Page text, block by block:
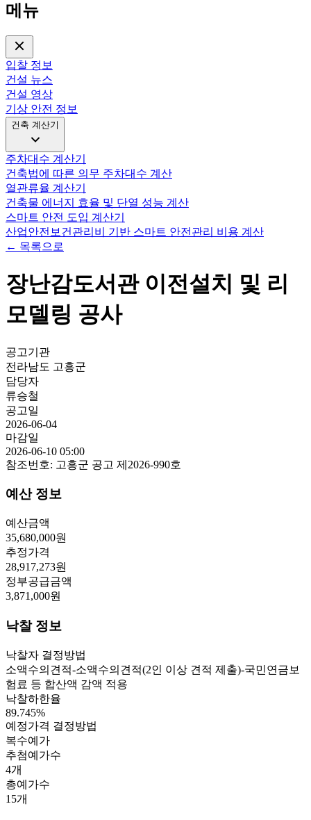
메뉴
입찰 정보
건설 뉴스
건설 영상
기상 안전 정보
건축 계산기
주차대수 계산기
건축법에 따른 의무 주차대수 계산
열관류율 계산기
건축물 에너지 효율 및 단열 성능 계산
스마트 안전 도입 계산기
산업안전보건관리비 기반 스마트 안전관리 비용 계산
← 목록으로
장난감도서관 이전설치 및 리
모델링 공사
공고기관
전라남도 고흥군
담당자
류승철
공고일
2026-06-04
마감일
2026-06-10 05:00
참조번호: 고흥군 공고 제2026-990호
예산 정보
예산금액
35,680,000원
추정가격
28,917,273원
정부공급금액
3,871,000원
낙찰 정보
낙찰자 결정방법
소액수의견적-소액수의견적(2인 이상 견적 제출)-국민연금보
험료 등 합산액 감액 적용
낙찰하한율
89.745%
예정가격 결정방법
복수예가
추첨예가수
4개
총예가수
15개